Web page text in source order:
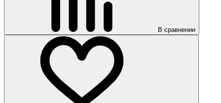
В сравнении